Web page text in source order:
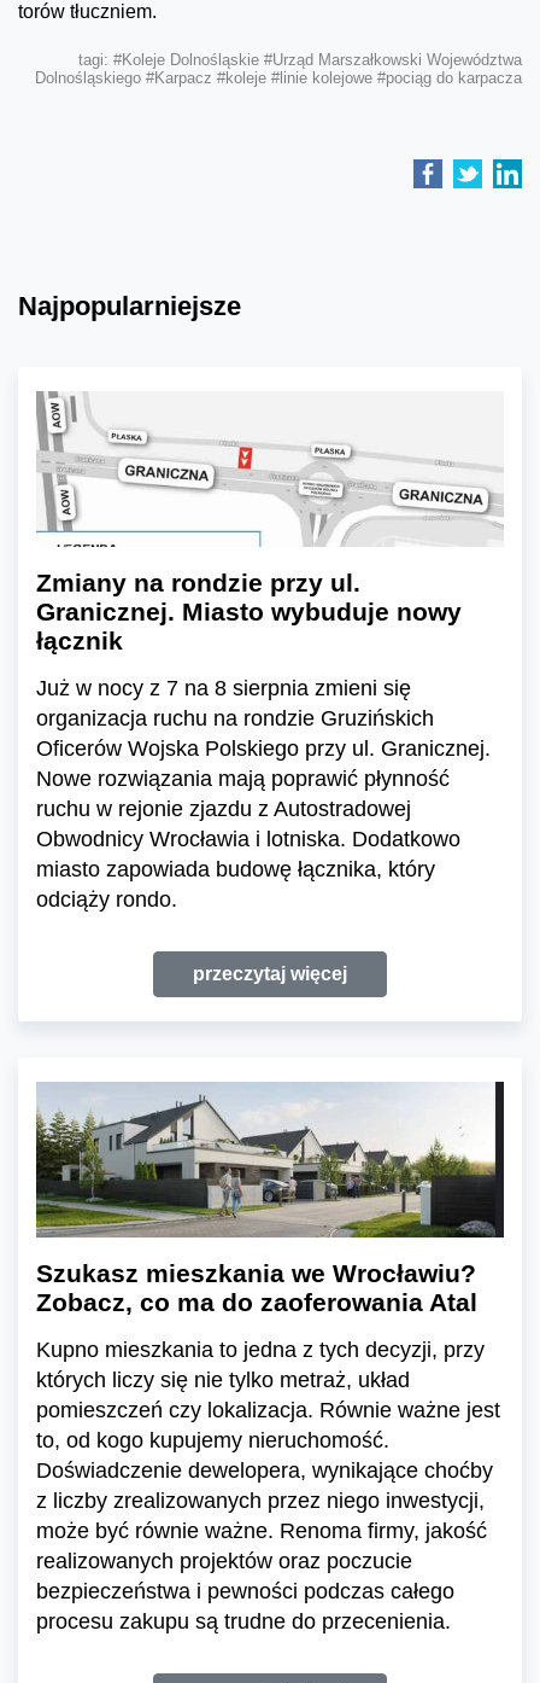
torów tłuczniem.
tagi: #Koleje Dolnośląskie #Urząd Marszałkowski Województwa
Dolnośląskiego #Karpacz #koleje #linie kolejowe #pociąg do karpacza
Najpopularniejsze
Zmiany na rondzie przy ul.
Granicznej. Miasto wybuduje nowy
łącznik
Już w nocy z 7 na 8 sierpnia zmieni się
organizacja ruchu na rondzie Gruzińskich
Oficerów Wojska Polskiego przy ul. Granicznej.
Nowe rozwiązania mają poprawić płynność
ruchu w rejonie zjazdu z Autostradowej
Obwodnicy Wrocławia i lotniska. Dodatkowo
miasto zapowiada budowę łącznika, który
odciąży rondo.
przeczytaj więcej
Szukasz mieszkania we Wrocławiu?
Zobacz, co ma do zaoferowania Atal
Kupno mieszkania to jedna z tych decyzji, przy
których liczy się nie tylko metraż, układ
pomieszczeń czy lokalizacja. Równie ważne jest
to, od kogo kupujemy nieruchomość.
Doświadczenie dewelopera, wynikające choćby
z liczby zrealizowanych przez niego inwestycji,
może być równie ważne. Renoma firmy, jakość
realizowanych projektów oraz poczucie
bezpieczeństwa i pewności podczas całego
procesu zakupu są trudne do przecenienia.